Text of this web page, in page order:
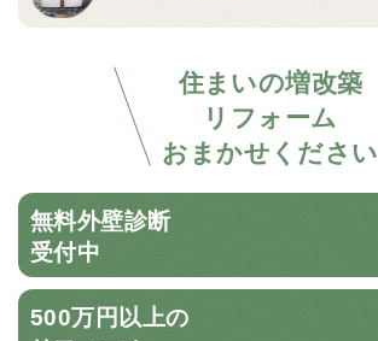
住まいの増改築
リフォーム
おまかせください
無料外壁診断
受付中
500万円以上の